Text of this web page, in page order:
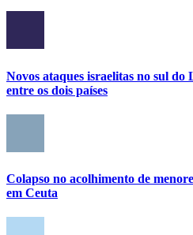
Novos ataques israelitas no sul do
entre os dois países
Colapso no acolhimento de
em Ceuta